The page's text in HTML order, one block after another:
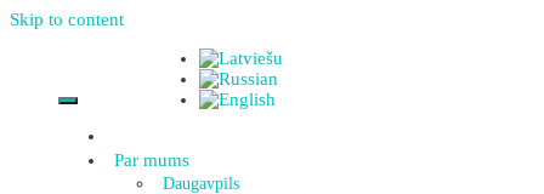
Skip to content
Par mums
Daugavpils